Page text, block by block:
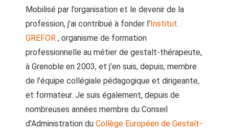
Mobilisé par l’organisation et le devenir de la
profession, j’ai contribué à fonder l’Institut
GREFOR , organisme de formation
professionnelle au métier de gestalt-thérapeute,
à Grenoble en 2003, et j’en suis, depuis, membre
de l’équipe collégiale pédagogique et dirigeante,
et formateur. Je suis également, depuis de
nombreuses années membre du Conseil
d’Administration du Collège Européen de Gestalt-